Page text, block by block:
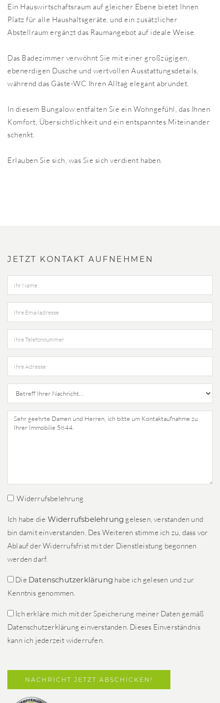
Ein Hauswirtschaftsraum auf gleicher Ebene bietet Ihnen
Platz für alle Haushaltsgeräte, und ein zusätzlicher
Abstellraum ergänzt das Raumangebot auf ideale Weise.
Das Badezimmer verwöhnt Sie mit einer großzügigen,
ebenerdigen Dusche und wertvollen Ausstattungsdetails,
während das Gäste-WC Ihren Alltag elegant abrundet.
In diesem Bungalow entfalten Sie ein Wohngefühl, das Ihnen
Komfort, Übersichtlichkeit und ein entspanntes Miteinander
schenkt.
Erlauben Sie sich, was Sie sich verdient haben.
JETZT KONTAKT AUFNEHMEN
Widerrufsbelehrung
Ich habe die Widerrufsbelehrung gelesen, verstanden und
bin damit einverstanden. Des Weiteren stimme ich zu, dass vor
Ablauf der Widerrufsfrist mit der Dienstleistung begonnen
werden darf.
Die Datenschutzerklärung habe ich gelesen und zur
Kenntnis genommen.
Ich erkläre mich mit der Speicherung meiner Daten gemäß
Datenschutzerklärung einverstanden. Dieses Einverständnis
kann ich jederzeit widerrufen.